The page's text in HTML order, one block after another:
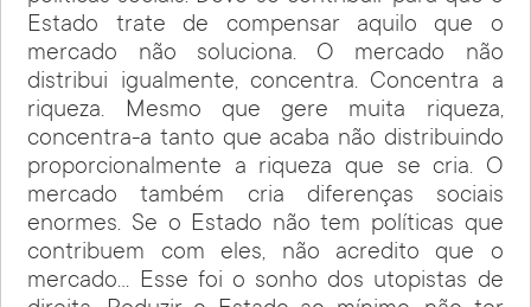
Estado trate de compensar aquilo que o
mercado não soluciona. O mercado não
distribui igualmente, concentra. Concentra a
riqueza. Mesmo que gere muita riqueza,
concentra-a tanto que acaba não distribuindo
proporcionalmente a riqueza que se cria. O
mercado também cria diferenças sociais
enormes. Se o Estado não tem políticas que
contribuem com eles, não acredito que o
mercado… Esse foi o sonho dos utopistas de